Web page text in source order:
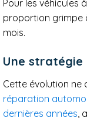
Pour les véhicules
proportion grimpe
mois.
Une stratégie
Cette évolution ne
réparation
dernières années,